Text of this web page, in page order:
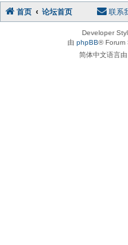
首页 论坛首页 联系
Developer
由 phpBB® Forum
简体中文语言由